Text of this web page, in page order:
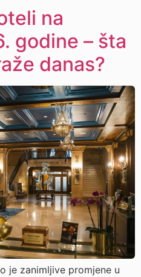
na
godine – šta
danas?
je zanimljive promjene u